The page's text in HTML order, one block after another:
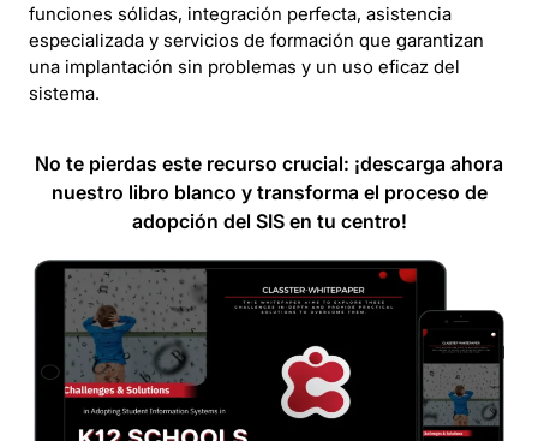
funciones sólidas, integración perfecta, asistencia
especializada y servicios de formación que garantizan
una implantación sin problemas y un uso eficaz del
sistema.
No te pierdas este recurso crucial: ¡descarga ahora
nuestro libro blanco y transforma el proceso de
adopción del SIS en tu centro!